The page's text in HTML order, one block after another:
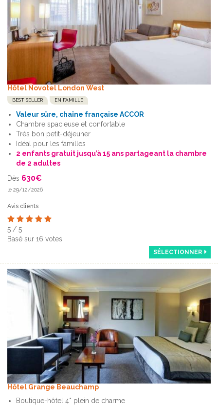
Hôtel Novotel London West
BEST SELLER EN FAMILLE
Valeur sûre, chaîne française ACCOR
Chambre spacieuse et confortable
Très bon petit-déjeuner
Idéal pour les familles
2 enfants gratuit jusqu’à 15 ans partageant la chambre
de 2 adultes
Dès 630€
le 29/12/2026
Avis clients
5 / 5
Basé sur 16 votes
SÉLECTIONNER
Hôtel Grange Beauchamp
Boutique-hôtel 4* plein de charme